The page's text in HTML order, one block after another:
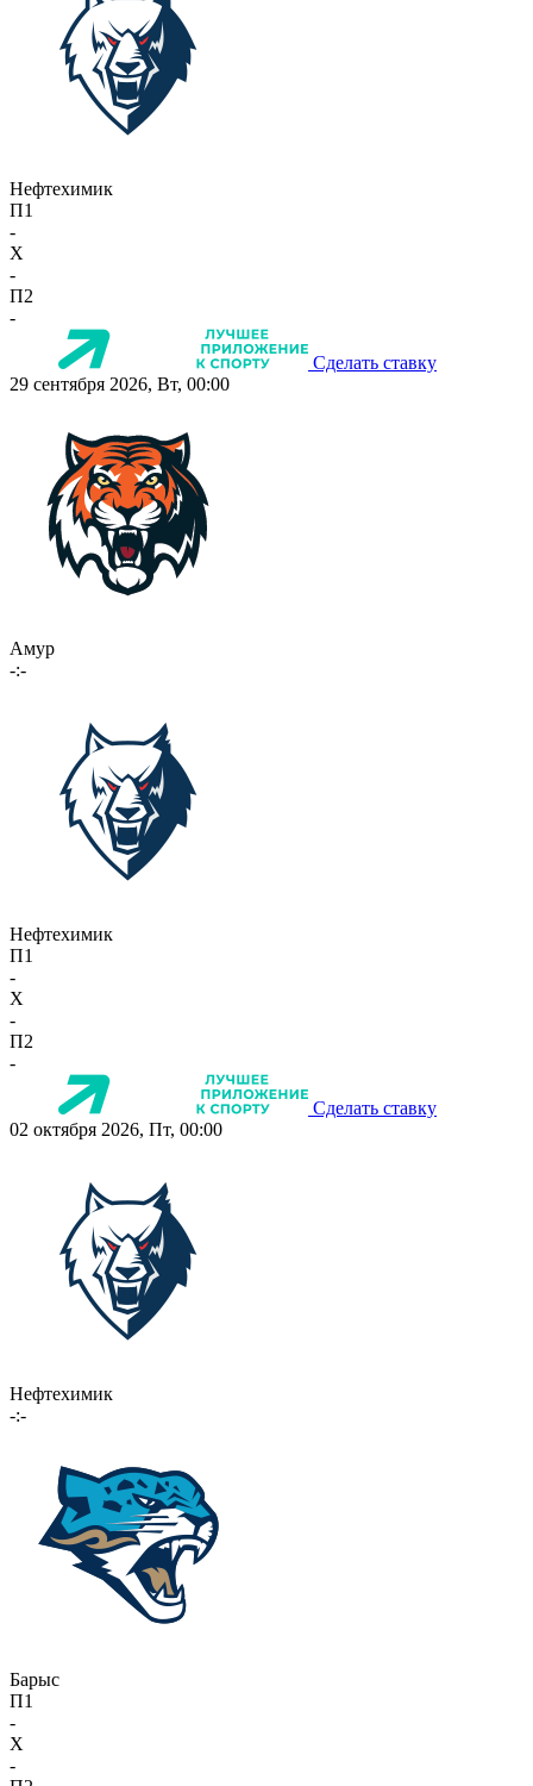
Нефтехимик
П1
-
X
-
П2
-
Сделать ставку
29 сентября 2026, Вт, 00:00
Амур
-:-
Нефтехимик
П1
-
X
-
П2
-
Сделать ставку
02 октября 2026, Пт, 00:00
Нефтехимик
-:-
Барыс
П1
-
X
-